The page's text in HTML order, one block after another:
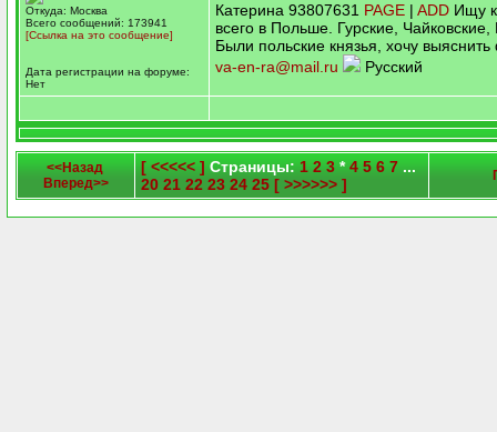
Откуда: Москва
Всего сообщений: 173941
[Ссылка на это сообщение]
Дата регистрации на форуме:
Нет
Катерина 93807631 PAGE | ADD Ищу
всего в Польше. Гурские,
Были польские князья, хочу
va-en-ra@mail.ru
Русский
<<Назад
Вперед>>
[ <<<<< ] Страницы: 1 2 3 *4 5 6 7 ...
20 21 22 23 24 25 [ >>>>>> ]